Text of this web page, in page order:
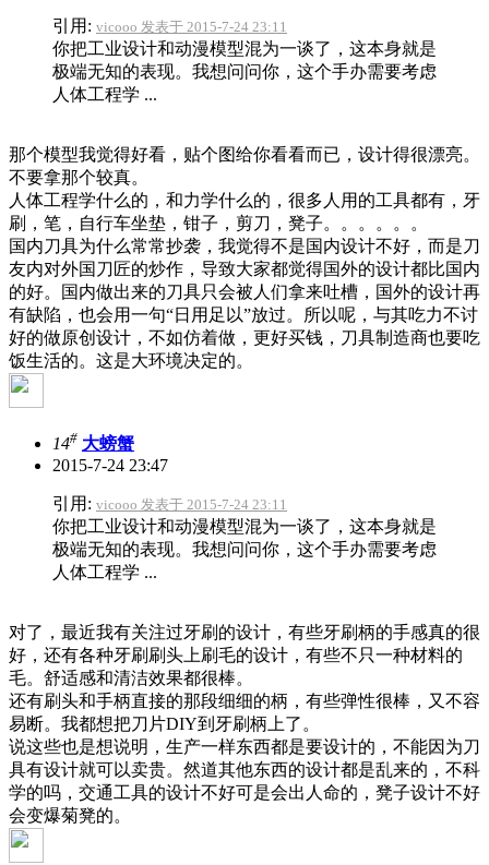
引用: vicooo 发表于 2015-7-24 23:11
你把工业设计和动漫模型混为一谈了，这本身就是
极端无知的表现。我想问问你，这个手办需要考虑
人体工程学 ...
那个模型我觉得好看，贴个图给你看看而已，设计得很漂亮。
不要拿那个较真。
人体工程学什么的，和力学什么的，很多人用的工具都有，牙
刷，笔，自行车坐垫，钳子，剪刀，凳子。。。。。。
国内刀具为什么常常抄袭，我觉得不是国内设计不好，而是刀
友内对外国刀匠的炒作，导致大家都觉得国外的设计都比国内
的好。国内做出来的刀具只会被人们拿来吐槽，国外的设计再
有缺陷，也会用一句“日用足以”放过。所以呢，与其吃力不讨
好的做原创设计，不如仿着做，更好买钱，刀具制造商也要吃
饭生活的。这是大环境决定的。
14# 大螃蟹
2015-7-24 23:47
引用: vicooo 发表于 2015-7-24 23:11
你把工业设计和动漫模型混为一谈了，这本身就是
极端无知的表现。我想问问你，这个手办需要考虑
人体工程学 ...
对了，最近我有关注过牙刷的设计，有些牙刷柄的手感真的很
好，还有各种牙刷刷头上刷毛的设计，有些不只一种材料的
毛。舒适感和清洁效果都很棒。
还有刷头和手柄直接的那段细细的柄，有些弹性很棒，又不容
易断。我都想把刀片DIY到牙刷柄上了。
说这些也是想说明，生产一样东西都是要设计的，不能因为刀
具有设计就可以卖贵。然道其他东西的设计都是乱来的，不科
学的吗，交通工具的设计不好可是会出人命的，凳子设计不好
会变爆菊凳的。